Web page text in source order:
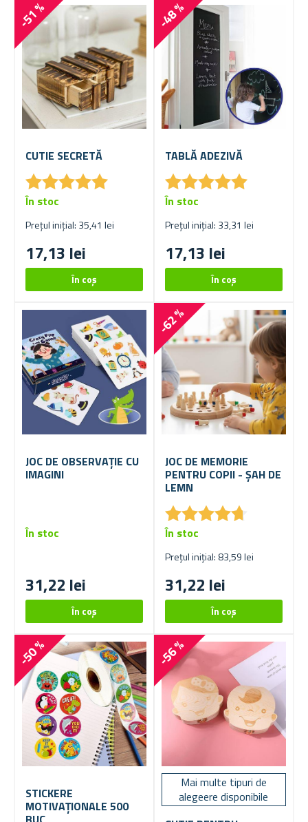
-51 %
CUTIE SECRETĂ
★★★★★
★★★★★
Prețul inițial: 35,41 lei
17,13 lei
În stoc
-48 %
TABLĂ ADEZIVĂ
★★★★★
★★★★★
Prețul inițial: 33,31 lei
17,13 lei
În stoc
JOC DE OBSERVAȚIE CU
IMAGINI
31,22 lei
În stoc
-62 %
JOC DE MEMORIE
PENTRU COPII - ȘAH DE
LEMN
★★★★★
★★★★★
Prețul inițial: 83,59 lei
31,22 lei
În stoc
-50 %
STICKERE
MOTIVAȚIONALE 500
-56 %
Mai multe tipuri de
alegeere disponibile